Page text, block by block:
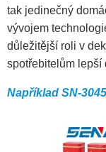
tak jedinečný
vývojem
důležitější roli v
spotřebitelům lepší
Například SN-